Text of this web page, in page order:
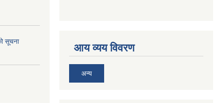
सूचना
आय व्यय विवरण
अन्य